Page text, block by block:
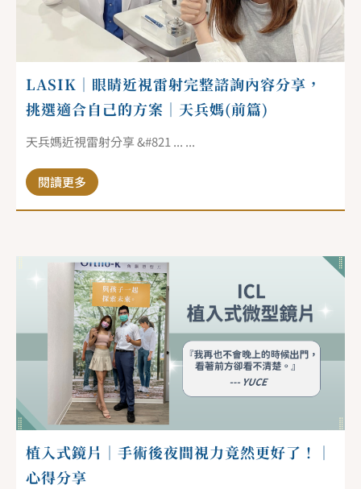
LASIK｜眼睛近視雷射完整諮詢內容分享，
挑選適合自己的方案｜天兵媽(前篇)
天兵媽近視雷射分享 &#821 ... ...
閱讀更多
植入式鏡片｜手術後夜間視力竟然更好了！｜
心得分享